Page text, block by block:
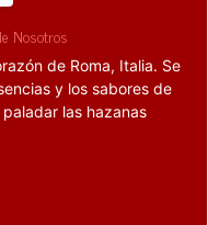
Nosotros
de Roma, Italia. Se
y los sabores de
las hazanas